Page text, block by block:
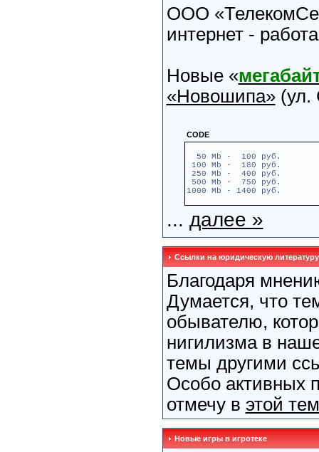
ООО
интернет -
Новые «
«Новошипа»(ул.
CODE
50 Mb - 100 руб.
100 Mb - 180 руб.
250 Mb - 400 руб.
500 Mb - 750 руб.
1000 Mb - 1400 руб.
... далее »
Ссылки на юридическую литературу
Благодаря
Думается, что
обывателю,
нигилизма в
темы другими
Особо активных
отмечу в этой
Новые игры в игротеке